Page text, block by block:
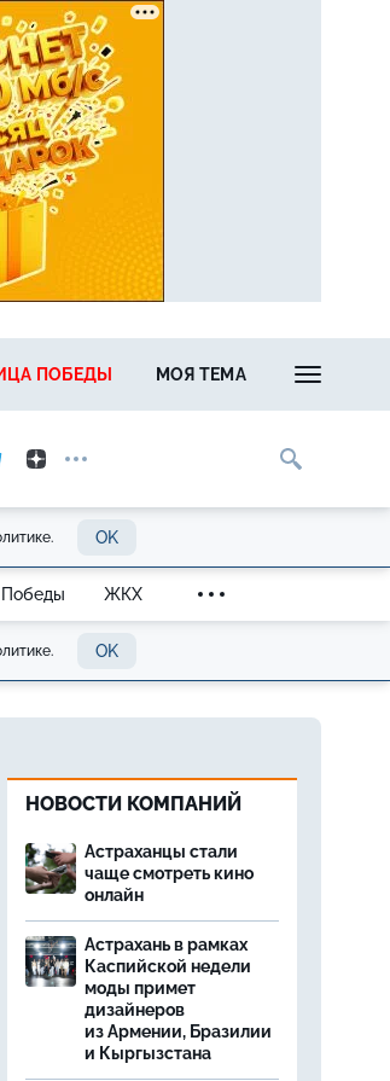
ПОБЕДЫ МОЯ ТЕМА
OK
ЖКХ
OK
НОВОСТИ КОМПАНИЙ
Астраханцы стали
чаще смотреть кино
онлайн
Астрахань в рамках
Каспийской недели
моды примет
дизайнеров
из Армении, Бразилии
и Кыргызстана